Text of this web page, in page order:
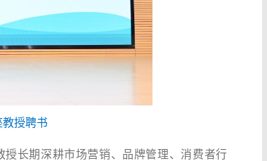
授聘书
长期深耕市场营销、品牌管理、消费者行